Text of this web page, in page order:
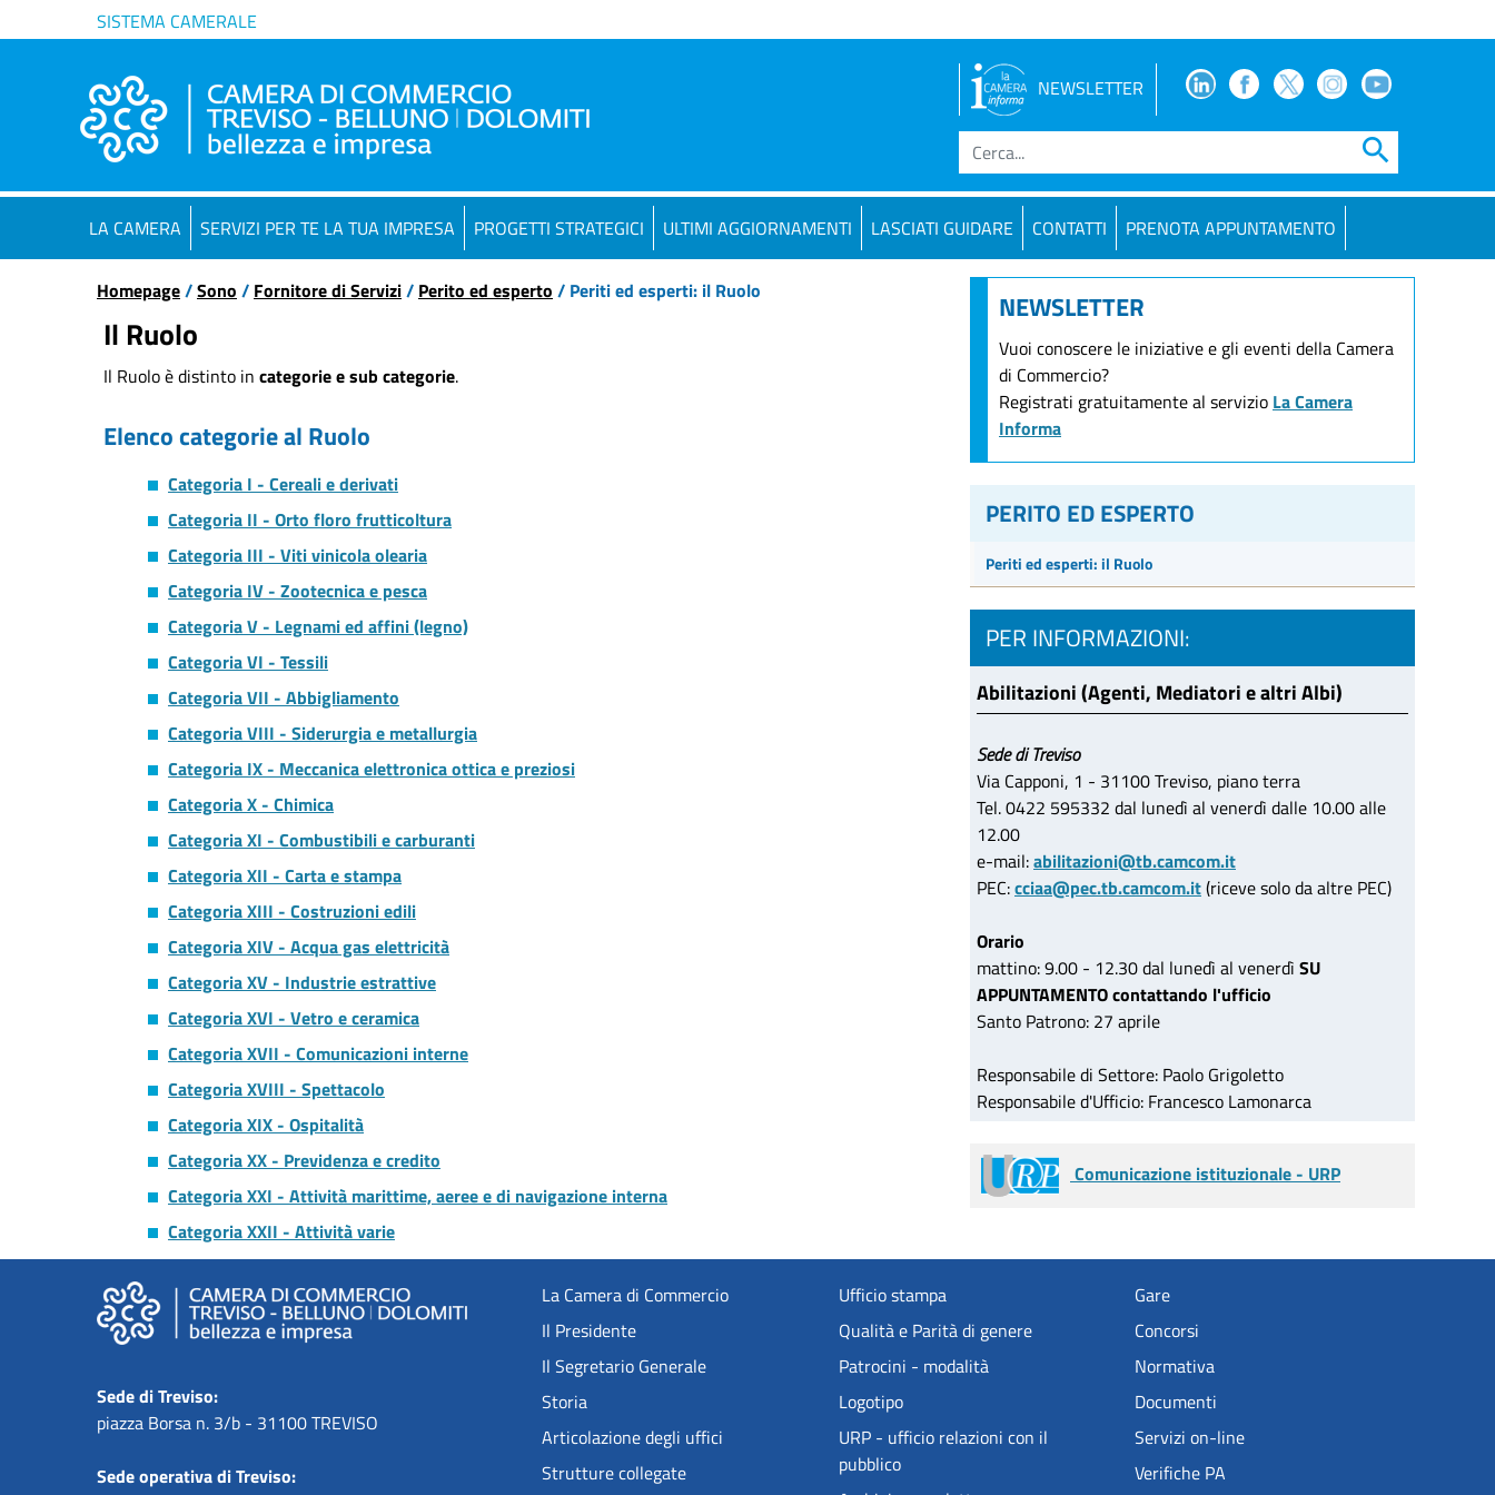
SISTEMA CAMERALE
NEWSLETTER FacebookFacebook
TwitterInstagramYoutube
search
LA CAMERA SERVIZI PER TE LA TUA IMPRESA PROGETTI STRATEGICI ULTIMI AGGIORNAMENTI LASCIATI GUIDARE CONTATTI PRENOTA APPUNTAMENTO
Homepage/Sono / Fornitore di Servizi/ Perito ed esperto / Periti ed esperti: il Ruolo
Il Ruolo
Il Ruolo è distinto in categorie e sub categorie.
Elenco categorie al Ruolo
Categoria I - Cereali e derivati
Categoria II - Orto floro frutticoltura
Categoria III - Viti vinicola olearia
Categoria IV - Zootecnica e pesca
Categoria V - Legnami ed affini (legno)
Categoria VI - Tessili
Categoria VII - Abbigliamento
Categoria VIII - Siderurgia e metallurgia
Categoria IX - Meccanica elettronica ottica e preziosi
Categoria X - Chimica
Categoria XI - Combustibili e carburanti
Categoria XII - Carta e stampa
Categoria XIII - Costruzioni edili
Categoria XIV - Acqua gas elettricità
Categoria XV - Industrie estrattive
Categoria XVI - Vetro e ceramica
Categoria XVII - Comunicazioni interne
Categoria XVIII - Spettacolo
Categoria XIX - Ospitalità
Categoria XX - Previdenza e credito
Categoria XXI - Attività marittime, aeree e di navigazione interna
Categoria XXII - Attività varie
NEWSLETTER
Vuoi conoscere le iniziative e gli eventi della Camera
di Commercio?
Registrati gratuitamente al servizio La Camera
Informa
PERITO ED ESPERTO
Periti ed esperti: il Ruolo
PER INFORMAZIONI:
Abilitazioni (Agenti, Mediatori e altri Albi)
Sede di Treviso
Via Capponi, 1 - 31100 Treviso, piano terra
Tel. 0422 595332 dal lunedì al venerdì dalle 10.00 alle
12.00
e-mail:abilitazioni@tb.camcom.it
PEC:cciaa@pec.tb.camcom.it(riceve solo da altre PEC)
Orario
mattino: 9.00 - 12.30 dal lunedì al venerdì SU
APPUNTAMENTO contattando l'ufficio
Santo Patrono: 27 aprile
Responsabile di Settore: Paolo Grigoletto
Responsabile d'Ufficio: Francesco Lamonarca
Comunicazione istituzionale - URP
Sede di Treviso:
piazza Borsa n. 3/b - 31100 TREVISO
Sede operativa di Treviso:
La Camera di Commercio
Il Presidente
Il Segretario Generale
Storia
Articolazione degli uffici
Strutture collegate
Ufficio stampa
Qualità e Parità di genere
Patrocini - modalità
Logotipo
URP - ufficio relazioni con il
pubblico
Gare
Concorsi
Normativa
Documenti
Servizi on-line
Verifiche PA